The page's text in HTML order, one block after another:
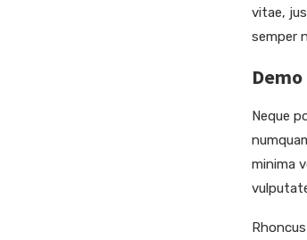
vitae,
semper
Neque
minima